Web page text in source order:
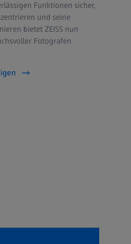
Funktionen sicher,
und seine
bietet ZEISS nun
Fotografen